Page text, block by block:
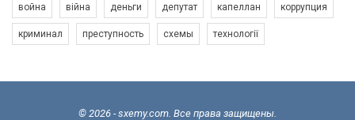
война війна деньги депутат капеллан коррупция
криминал преступность схемы технології
© 2026 - sxemy.com. Все права защищены.